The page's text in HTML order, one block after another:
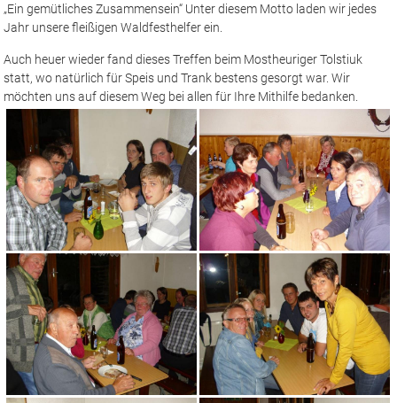
„Ein gemütliches Zusammensein“ Unter diesem Motto laden wir jedes
Jahr unsere fleißigen Waldfesthelfer ein.
Auch heuer wieder fand dieses Treffen beim Mostheuriger Tolstiuk
statt, wo natürlich für Speis und Trank bestens gesorgt war. Wir
möchten uns auf diesem Weg bei allen für Ihre Mithilfe bedanken.